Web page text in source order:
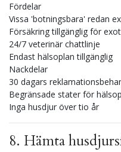
Fördelar
Vissa 'botningsbara' redan
Försäkring tillgänglig för
24/7 veterinär chattlinje
Endast hälsoplan tillgänglig
Nackdelar
30 dagars
Begränsade stater för
Inga husdjur över tio år
8. Hämta